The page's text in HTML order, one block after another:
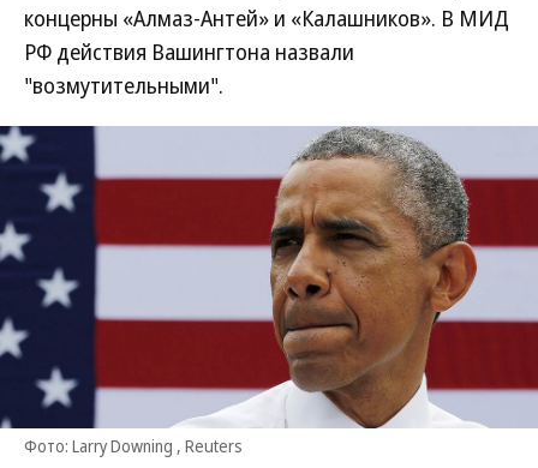
концерны «Алмаз-Антей» и «Калашников». В МИД
РФ действия Вашингтона назвали
"возмутительными".
Фото: Larry Downing , Reuters